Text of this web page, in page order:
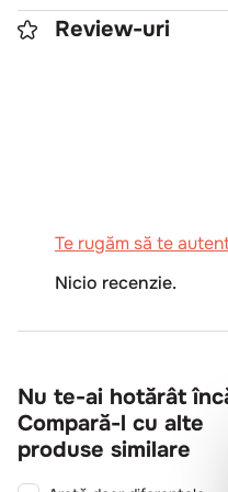
Review-uri
Te rugăm să te
Nicio recenzie.
Nu te-ai hotărât
Compară-l cu alte
produse similare